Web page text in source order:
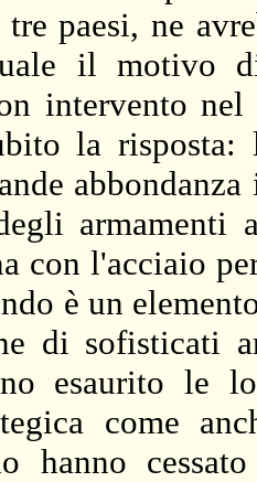
tre paesi, ne
il motivo
intervento nel
la risposta:
armamenti
con l'acciaio
è un
di sofisticati
esaurito le
come
hanno